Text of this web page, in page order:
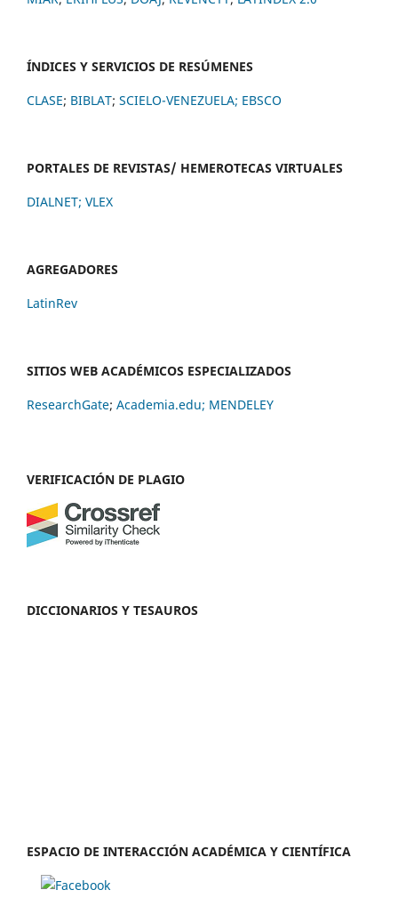
ÍNDICES Y SERVICIOS DE RESÚMENES
CLASE; BIBLAT; SCIELO-VENEZUELA; EBSCO
PORTALES DE REVISTAS/ HEMEROTECAS VIRTUALES
DIALNET; VLEX
AGREGADORES
LatinRev
SITIOS WEB ACADÉMICOS ESPECIALIZADOS
ResearchGate; Academia.edu; MENDELEY
VERIFICACIÓN DE PLAGIO
DICCIONARIOS Y TESAUROS
ESPACIO DE INTERACCIÓN ACADÉMICA Y CIENTÍFICA